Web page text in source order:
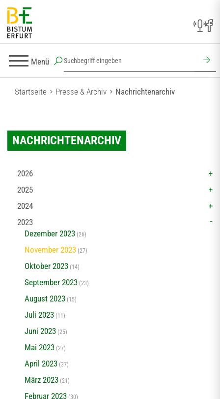
Menü
Startseite Presse & Archiv Nachrichtenarchiv
NACHRICHTENARCHIV
2026
2025
2024
2023
Dezember 2023 (26)
November 2023 (27)
Oktober 2023 (14)
September 2023 (23)
August 2023 (15)
Juli 2023 (11)
Juni 2023 (25)
Mai 2023 (27)
April 2023 (37)
März 2023 (21)
Februar 2023 (30)